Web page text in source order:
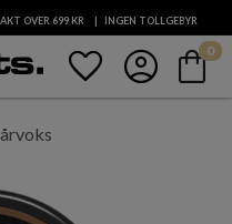
OVER 699KR INGEN TOLLGEBYR
favorite account_circle shopping_bag
0